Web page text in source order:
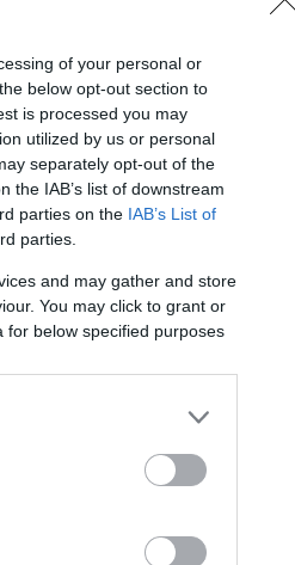
of your personal or
below opt-out section to
is processed you may
utilized by us or personal
separately opt-out of the
the IAB’s list of downstream
parties on the IAB’s List of
parties.
and may gather and store
You may click to grant or
below specified purposes